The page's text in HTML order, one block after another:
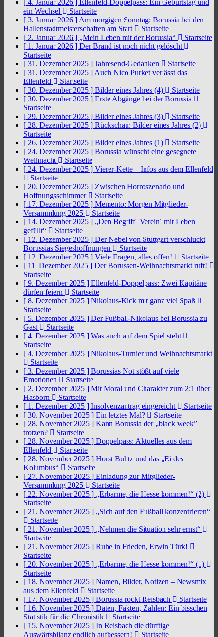
[ 4. Januar 2026 ] Ellenfeld-Doppelpass: Ein Geburtstag und
ein Wechsel
Startseite
[ 3. Januar 2026 ] Am morgigen Sonntag: Borussia bei den
Hallenstadtmeisterschaften am Start
Startseite
[ 2. Januar 2026 ] „Mein Leben mit der Borussia“
Startseite
[ 1. Januar 2026 ] Der Brand ist noch nicht gelöscht
Startseite
[ 31. Dezember 2025 ] Jahresend-Gedanken
Startseite
[ 31. Dezember 2025 ] Auch Nico Purket verlässt das
Ellenfeld
Startseite
[ 30. Dezember 2025 ] Bilder eines Jahres (4)
Startseite
[ 30. Dezember 2025 ] Erste Abgänge bei der Borussia
Startseite
[ 29. Dezember 2025 ] Bilder eines Jahres (3)
Startseite
[ 28. Dezember 2025 ] Rückschau: Bilder eines Jahres (2)
Startseite
[ 26. Dezember 2025 ] Bilder eines Jahres (1)
Startseite
[ 24. Dezember 2025 ] Borussia wünscht eine gesegnete
Weihnacht
Startseite
[ 24. Dezember 2025 ] Vierer-Kette – Infos aus dem Ellenfeld
Startseite
[ 20. Dezember 2025 ] Zwischen Horroszenario und
Hoffnungsschimmer
Startseite
[ 17. Dezember 2025 ] Memento: Morgen Mitglieder-
Versammlung 2025
Startseite
[ 14. Dezember 2025 ] „Den Begriff `Verein´ mit Leben
gefüllt“
Startseite
[ 12. Dezember 2025 ] Der Nebel von Stuttgart verschluckt
Borussias Siegeshoffnungen
Startseite
[ 12. Dezember 2025 ] Viele Fragen, alles offen!
Startseite
[ 11. Dezember 2025 ] Der Borussen-Weihnachtsmarkt ruft!
Startseite
[ 9. Dezember 2025 ] Ellenfeld-Doppelpass: Zwei Kapitäne
dürfen feiern
Startseite
[ 8. Dezember 2025 ] Nikolaus-Kick mit ganz viel Spaß
Startseite
[ 5. Dezember 2025 ] Der Fußball-Nikolaus bei Borussia zu
Gast
Startseite
[ 4. Dezember 2025 ] Was auch auf dem Spiel steht
Startseite
[ 4. Dezember 2025 ] Nikolaus-Turnier und Weihnachtsmarkt
Startseite
[ 3. Dezember 2025 ] Borussias Not stößt auf viele
Emotionen
Startseite
[ 2. Dezember 2025 ] Mit Moral und Charakter zum 2:1 über
Hasborn
Startseite
[ 1. Dezember 2025 ] Insolvenzantrag eingereicht
Startseite
[ 30. November 2025 ] Ein letztes Mal?
Startseite
[ 28. November 2025 ] Kann Borussia der „black week”
trotzen?
Startseite
[ 28. November 2025 ] Doppelpass: Aktuelles aus dem
Ellenfeld
Startseite
[ 28. November 2025 ] Horst Buhtz und das „Ei des
Kolumbus“
Startseite
[ 27. November 2025 ] Einladung zur Mitglieder-
Versammlung 2025
Startseite
[ 22. November 2025 ] „Erbarme, die Hesse kommen!“ (2)
Startseite
[ 21. November 2025 ] „Sich auf den Fußball konzentrieren“
Startseite
[ 21. November 2025 ] „Nehmen die Situation sehr ernst“
Startseite
[ 21. November 2025 ] Ruhe in Frieden, Erwin Türk!
Startseite
[ 20. November 2025 ] „Erbarme, die Hesse kommen!“ (1)
Startseite
[ 18. November 2025 ] Namen, Bilder, Notizen – Newsmix
aus dem Ellenfeld
Startseite
[ 17. November 2025 ] Borussia rockt Reisbach
Startseite
[ 16. November 2025 ] Daten, Fakten, Zahlen: Ein bisschen
Statistik für die Chronistik
Startseite
[ 15. November 2025 ] In Reisbach die dürftige
Auswärtsbilanz endlich aufbessern!
Startseite